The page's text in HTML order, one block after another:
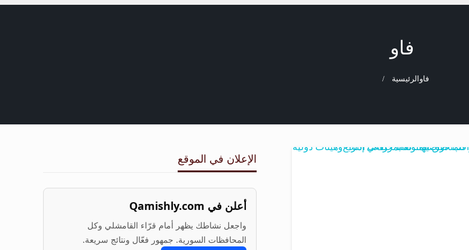
فاو
الرئيسية فاو
الإعلان في الموقع
أعلن في Qamishly.com
واجعل نشاطك يظهر أمام قرّاء القامشلي وكل
المحافظات السورية. جمهور فعّال ونتائج سريعة.